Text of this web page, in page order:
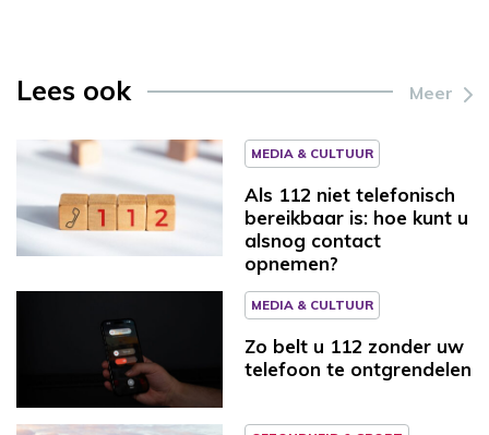
Lees ook Meer
MEDIA & CULTUUR
Als 112 niet telefonisch
bereikbaar is: hoe kunt u
alsnog contact
opnemen?
MEDIA & CULTUUR
Zo belt u 112 zonder uw
telefoon te ontgrendelen